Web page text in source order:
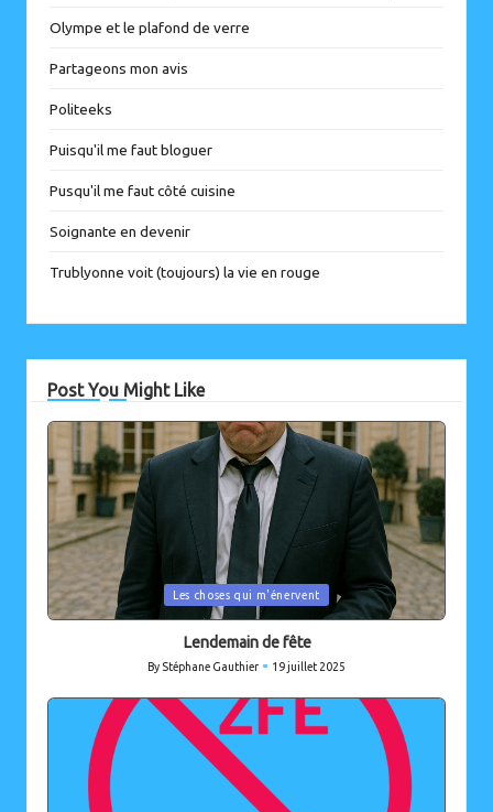
Olympe et le plafond de verre
Partageons mon avis
Politeeks
Puisqu'il me faut bloguer
Pusqu'il me faut côté cuisine
Soignante en devenir
Trublyonne voit (toujours) la vie en rouge
Post You Might Like
Posted
in
Les choses qui m'énervent
Lendemain de fête
Posted
By Stéphane Gauthier 19 juillet 2025